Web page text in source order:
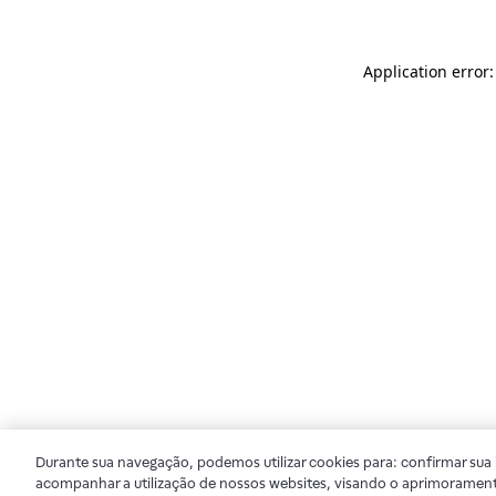
Application
Durante sua navegação, podemos utilizar cookies para: confirmar
acompanhar a utilização de nossos websites, visando o